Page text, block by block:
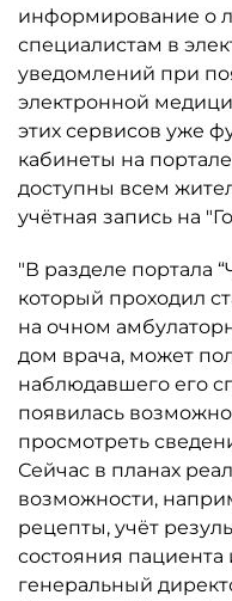
информирование о
специалистам в
уведомлений при
электронной
этих сервисов уже
кабинеты на
доступны всем
учётная запись на
"В разделе портала
который проходил
на очном
дом врача, может
наблюдавшего его
появилась
просмотреть
Сейчас в планах
возможности,
рецепты, учёт
состояния пациента
генеральный